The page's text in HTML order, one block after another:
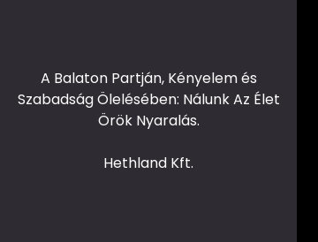
A Balaton Partján, Kényelem és
Szabadság Ölelésében: Nálunk Az Élet
Örök Nyaralás.
Hethland Kft.